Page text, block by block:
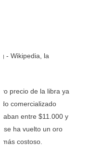
precio de la libra ya
comercializado
entre $11.000 y
se ha vuelto un oro
costoso.